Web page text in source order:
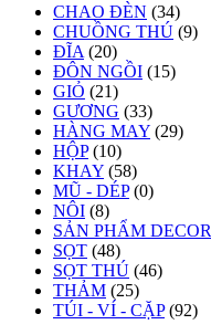
CHAO ĐÈN (34)
CHUỒNG THÚ (9)
ĐĨA (20)
ĐÔN NGỒI (15)
GIỎ (21)
GƯƠNG (33)
HÀNG MAY (29)
HỘP (10)
KHAY (58)
MŨ - DÉP (0)
NÔI (8)
SẢN PHẨM DECOR
SỌT (48)
SỌT THÚ (46)
THẢM (25)
TÚI - VÍ - CẶP (92)